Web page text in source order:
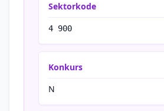
Sektorkode
4 900
Konkurs
N